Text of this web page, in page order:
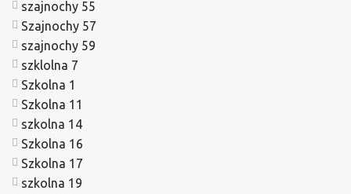
szajnochy 55
Szajnochy 57
szajnochy 59
szklolna 7
Szkolna 1
Szkolna 11
szkolna 14
Szkolna 16
Szkolna 17
szkolna 19